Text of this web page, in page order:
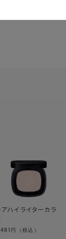
アハイライターカラ
円（税込）